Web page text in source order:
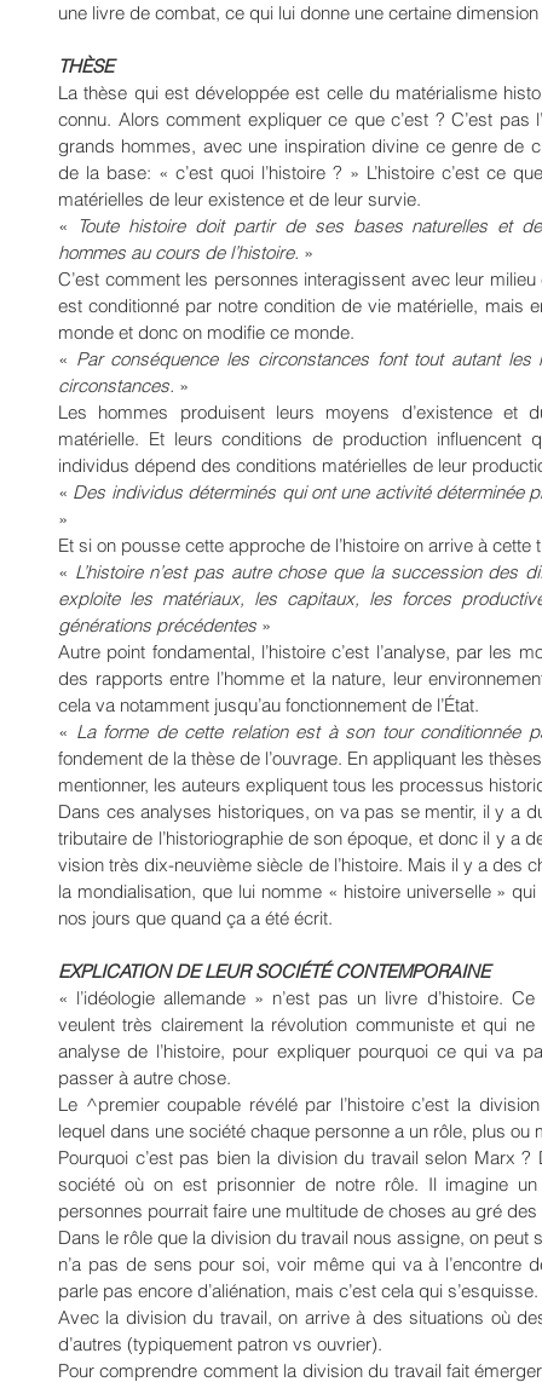
une livre de combat, ce qui lui donne une certaine
THÈSE
La thèse qui est développée est celle du matérialisme
connu. Alors comment expliquer ce que c’est ? C’est pas
grands hommes, avec une inspiration divine ce genre de
de la base: « c’est quoi l’histoire ? » L’histoire c’est ce
matérielles de leur existence et de leur survie.
« Toute histoire doit partir de ses bases naturelles et
hommes au cours de l’histoire. »
C’est comment les personnes interagissent avec leur
est conditionné par notre condition de vie matérielle, mais
monde et donc on modifie ce monde.
« Par conséquence les circonstances font tout autant
circonstances. »
Les hommes produisent leurs moyens d’existence et
matérielle. Et leurs conditions de production
individus dépend des conditions matérielles de leur
«
»
Et si on pousse cette approche de l’histoire on arrive à
« L’histoire n’est pas autre chose que la succession des
exploite les matériaux, les capitaux, les forces
générations précédentes »
Autre point fondamental, l’histoire c’est l’analyse, par les
des rapports entre l’homme et la nature, leur
cela va notamment jusqu’au fonctionnement de l’État.
« La forme de cette relation est à son tour conditionnée
fondement de la thèse de l’ouvrage. En appliquant les
mentionner, les auteurs expliquent tous les processus
Dans ces analyses historiques, on va pas se mentir, il y a
tributaire de l’historiographie de son époque, et donc il y a
vision très dix-neuvième siècle de l’histoire. Mais il y a des
la mondialisation, que lui nomme « histoire universelle »
nos jours que quand ça a été écrit.
EXPLICATION DE LEUR SOCIÉTÉ CONTEMPORAINE
« l’idéologie allemande » n’est pas un livre d’histoire.
veulent très clairement la révolution communiste et qui
analyse de l’histoire, pour expliquer pourquoi ce qui va
passer à autre chose.
Le ^premier coupable révélé par l’histoire c’est la
lequel dans une société chaque personne a un rôle, plus ou
Pourquoi c’est pas bien la division du travail selon Marx
société où on est prisonnier de notre rôle. Il imagine
personnes pourrait faire une multitude de choses au gré
Dans le rôle que la division du travail nous assigne, on peut
n’a pas de sens pour soi, voir même qui va à l’encontre
parle pas encore d’aliénation, mais c’est cela qui s’esquisse.
Avec la division du travail, on arrive à des situations où
d’autres (typiquement patron vs ouvrier).
Pour comprendre comment la division du travail fait